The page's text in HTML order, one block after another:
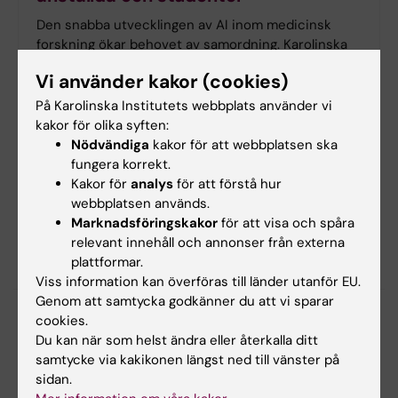
Den snabba utvecklingen av AI inom medicinsk
forskning ökar behovet av samordning. Karolinska
AI-nätverk som samlar forskare, kliniker och
experter, samordnar initiativ och erbjuder stöd för
tillförlitlig och kliniskt relevant AI.
Nyheter
Medarbetare
7 augusti 2026 | För medarbetare
KI i medierna 26 juni – 2 augusti
7 augusti 2026 | Nyheter från KI
Celler i tumörens mikromiljö kan påverka
Vi använder kakor (cookies)
På Karolinska Institutets webbplats använder vi
kakor för olika syften:
Nödvändiga kakor för att webbplatsen ska
fungera korrekt.
Kakor för analys för att förstå hur
webbplatsen används.
Marknadsföringskakor för att visa och spåra
relevant innehåll och annonser från externa
plattformar.
Viss information kan överföras till länder utanför EU.
Genom att samtycka godkänner du att vi sparar
cookies.
Du kan när som helst ändra eller återkalla ditt
samtycke via kakikonen längst ned till vänster på
sidan.